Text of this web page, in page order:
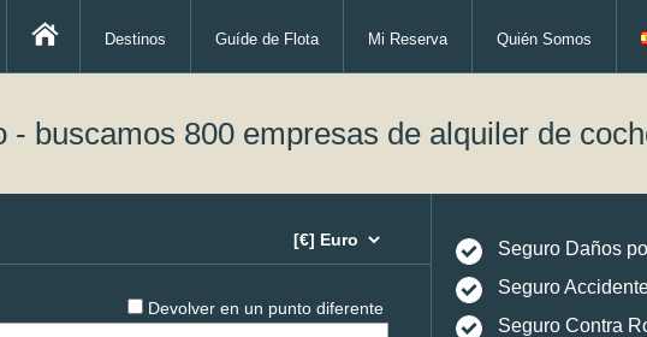
Destinos Guíde de Flota Mi Reserva Quién Somos
buscamos 800 empresas de alquiler de
Devolver en un punto diferente
Seguro Daños
Seguro
Seguro Contra